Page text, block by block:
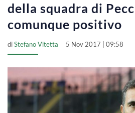
della squadra di
comunque positivo
diStefano Vitetta 5 Nov 2017 | 09:58